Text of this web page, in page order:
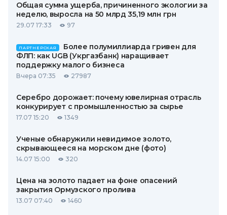
Общая сумма ущерба, причиненного экологии за
неделю, выросла на 50 млрд 35,19 млн грн
29.07 17:33 97
ПАРТНЕРСКАЯ
Более полумиллиарда гривен для
ФЛП: как UGB (Укргазбанк) наращивает
поддержку малого бизнеса
Вчера 07:35 27987
Серебро дорожает: почему ювелирная отрасль
конкурирует с промышленностью за сырье
17.07 15:20 1349
Ученые обнаружили невидимое золото,
скрывающееся на морском дне (фото)
14.07 15:00 320
Цена на золото падает на фоне опасений
закрытия Ормузского пролива
13.07 07:40 1460